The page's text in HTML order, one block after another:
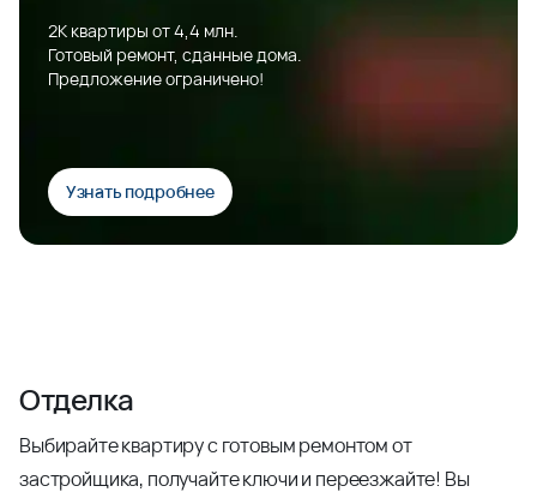
2К квартиры от 4,4 млн.
Готовый ремонт, сданные дома.
Предложение ограничено!
Узнать подробнее
Отделка
Выбирайте квартиру с готовым ремонтом от
застройщика, получайте ключи и переезжайте! Вы